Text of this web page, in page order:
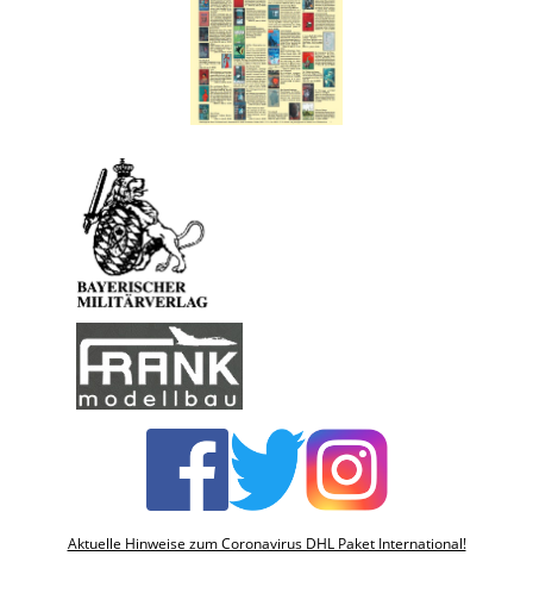
Aktuelle Hinweise zum Coronavirus DHL Paket International!